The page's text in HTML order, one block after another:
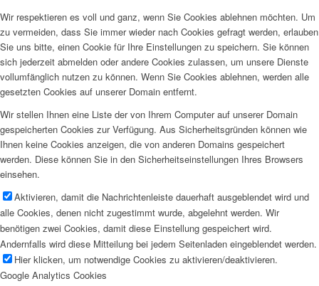
Wir respektieren es voll und ganz, wenn Sie Cookies ablehnen möchten. Um
zu vermeiden, dass Sie immer wieder nach Cookies gefragt werden, erlauben
Sie uns bitte, einen Cookie für Ihre Einstellungen zu speichern. Sie können
sich jederzeit abmelden oder andere Cookies zulassen, um unsere Dienste
vollumfänglich nutzen zu können. Wenn Sie Cookies ablehnen, werden alle
gesetzten Cookies auf unserer Domain entfernt.
Wir stellen Ihnen eine Liste der von Ihrem Computer auf unserer Domain
gespeicherten Cookies zur Verfügung. Aus Sicherheitsgründen können wie
Ihnen keine Cookies anzeigen, die von anderen Domains gespeichert
werden. Diese können Sie in den Sicherheitseinstellungen Ihres Browsers
einsehen.
Aktivieren, damit die Nachrichtenleiste dauerhaft ausgeblendet wird und
alle Cookies, denen nicht zugestimmt wurde, abgelehnt werden. Wir
benötigen zwei Cookies, damit diese Einstellung gespeichert wird.
Andernfalls wird diese Mitteilung bei jedem Seitenladen eingeblendet werden.
Hier klicken, um notwendige Cookies zu aktivieren/deaktivieren.
Google Analytics Cookies